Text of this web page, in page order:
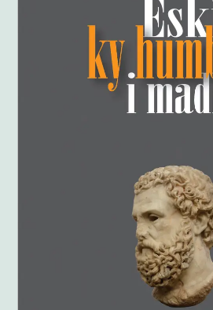
Anglisht
Ditarë
Blog